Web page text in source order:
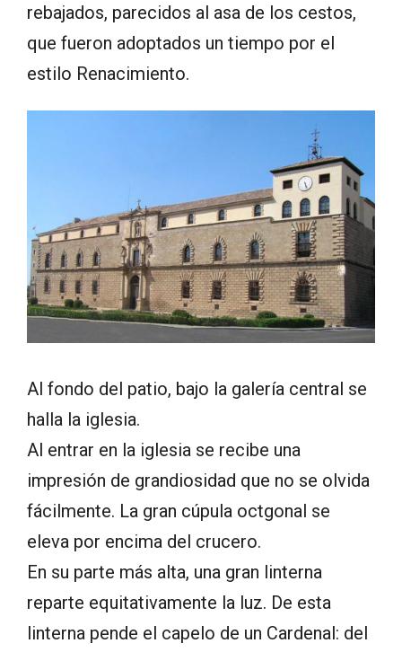
rebajados, parecidos al asa de los cestos,
que fueron adoptados un tiempo por el
estilo Renacimiento.
Al fondo del patio, bajo la galería central se
halla la iglesia.
Al entrar en la iglesia se recibe una
impresión de grandiosidad que no se olvida
fácilmente. La gran cúpula octgonal se
eleva por encima del crucero.
En su parte más alta, una gran linterna
reparte equitativamente la luz. De esta
linterna pende el capelo de un Cardenal: del